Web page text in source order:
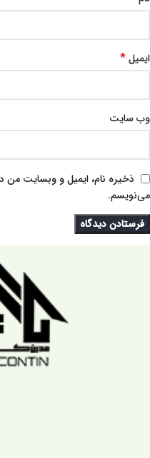
ایمیل*
وب‌ سایت
ذخیره نام، ایمیل و وبسایت من
می‌نویسم.